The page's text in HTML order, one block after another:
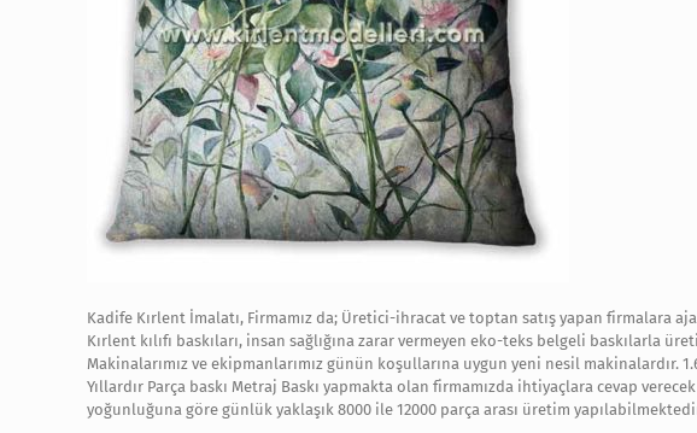
Kadife Kırlent İmalatı, Firmamız da; Üretici-ihracat ve toptan satış yapan firmalara
Kırlent kılıfı baskıları, insan sağlığına zarar vermeyen eko-teks belgeli baskılarla
Makinalarımız ve ekipmanlarımız günün koşullarına uygun yeni nesil makinalardır.
Yıllardır Parça baskı Metraj Baskı yapmakta olan firmamızda ihtiyaçlara cevap
yoğunluğuna göre günlük yaklaşık 8000 ile 12000 parça arası üretim